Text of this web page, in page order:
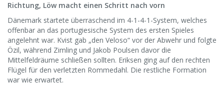
Richtung, Löw macht einen Schritt nach vorn
Dänemark startete überraschend im 4-1-4-1-System, welches
offenbar an das portugiesische System des ersten Spieles
angelehnt war. Kvist gab „den Veloso“ vor der Abwehr und folgte
Özil, während Zimling und Jakob Poulsen davor die
Mittelfeldräume schließen sollten. Eriksen ging auf den rechten
Flügel für den verletzten Rommedahl. Die restliche Formation
war wie erwartet.